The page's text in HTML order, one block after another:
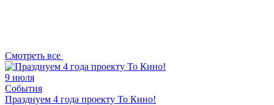
Смотреть все
9 июля
События
Празднуем 4 года проекту То Кино!